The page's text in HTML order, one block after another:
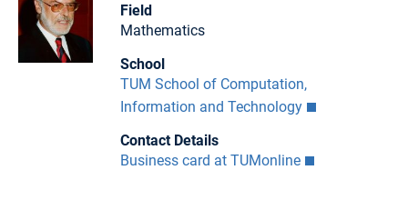
Field
Mathematics
School
TUM School of Computation,
Information and Technology
Contact Details
Business card at TUMonline